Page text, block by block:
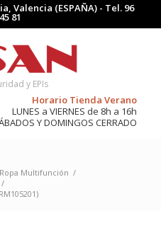
Valencia (ESPAÑA) - Tel. 96
81
y EPIs
Horario Tienda Verano
LUNES a VIERNES de 8h a 16h
Y DOMINGOS CERRADO
Ropa Multifunción /
/